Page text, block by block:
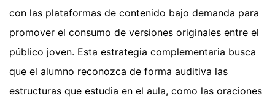
con las plataformas de contenido bajo demanda para
promover el consumo de versiones originales entre el
público joven. Esta estrategia complementaria busca
que el alumno reconozca de forma auditiva las
estructuras que estudia en el aula, como las oraciones